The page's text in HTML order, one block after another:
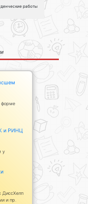
работы
форме
и РИНЦ
у
ДиссХелп
и пр.